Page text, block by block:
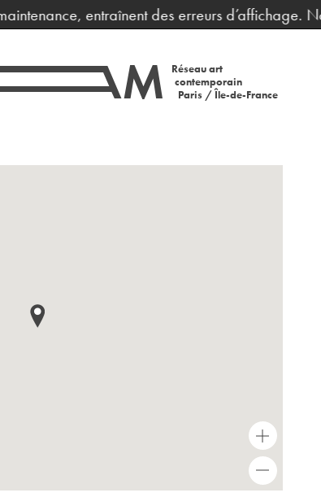
entraînent des erreurs d’affichage.
Réseau art
contemporain
Paris / Île-de-France
+